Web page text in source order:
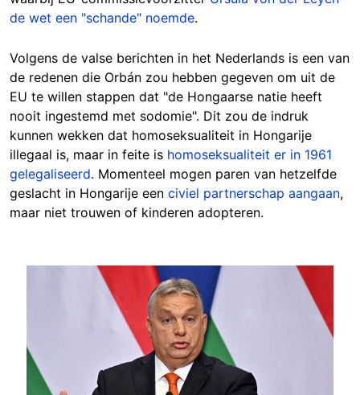
de wet een "schande" noemde.
Volgens de valse berichten in het Nederlands is een van
de redenen die Orbán zou hebben gegeven om uit de
EU te willen stappen dat "de Hongaarse natie heeft
nooit ingestemd met sodomie". Dit zou de indruk
kunnen wekken dat homoseksualiteit in Hongarije
illegaal is, maar in feite is homoseksualiteit er in 1961
gelegaliseerd. Momenteel mogen paren van hetzelfde
geslacht in Hongarije een civiel partnerschap aangaan,
maar niet trouwen of kinderen adopteren.